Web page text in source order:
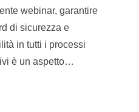
webinar, garantire
di sicurezza e
in tutti i processi
è un aspetto…